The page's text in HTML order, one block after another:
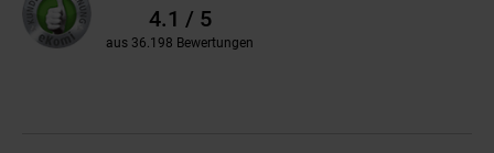
Bewertungen4.1 / 5
aus 36.198 Bewertungen